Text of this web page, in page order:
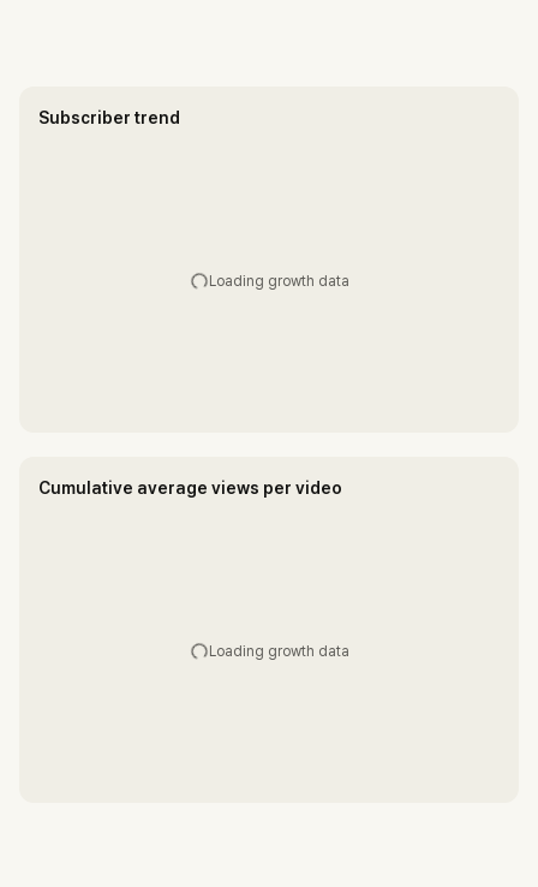
Subscriber trend
Loading growth data
Cumulative average views per video
Loading growth data